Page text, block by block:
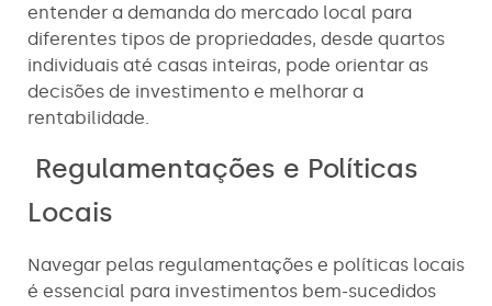
entender a demanda do mercado local para
diferentes tipos de propriedades, desde quartos
individuais até casas inteiras, pode orientar as
decisões de investimento e melhorar a
rentabilidade.
Regulamentações e Políticas
Locais
Navegar pelas regulamentações e políticas locais
é essencial para investimentos bem-sucedidos